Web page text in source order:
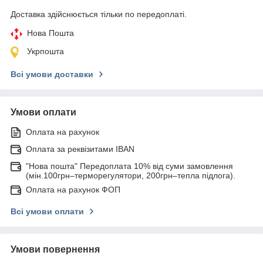
Доставка здійснюється тільки по передоплаті.
Нова Пошта
Укрпошта
Всі умови доставки
Умови оплати
Оплата на рахунок
Оплата за реквізитами IBAN
"Нова пошта" Передоплата 10% від суми замовлення
(мін.100грн–терморегулятори, 200грн–тепла підлога).
Оплата на рахунок ФОП
Всі умови оплати
Умови повернення